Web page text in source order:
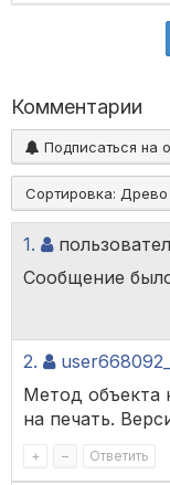
Комментарии
Подписаться на
Сортировка: Древо
1.
Сообщение
2.
Метод объекта
на печать.
+ – Ответить